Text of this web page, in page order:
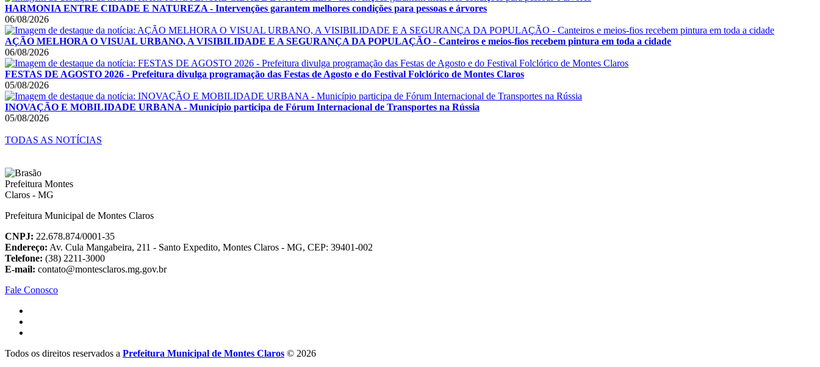
HARMONIA ENTRE CIDADE E NATUREZA - Intervenções garantem melhores condições para pessoas e árvores
06/08/2026
AÇÃO MELHORA O VISUAL URBANO, A VISIBILIDADE E A SEGURANÇA DA POPULAÇÃO - Canteiros e meios-fios recebem pintura em toda a cidade
06/08/2026
FESTAS DE AGOSTO 2026 - Prefeitura divulga programação das Festas de Agosto e do Festival Folclórico de Montes Claros
05/08/2026
INOVAÇÃO E MOBILIDADE URBANA - Município participa de Fórum Internacional de Transportes na Rússia
05/08/2026
TODAS AS NOTÍCIAS
Prefeitura Municipal de Montes Claros
CNPJ: 22.678.874/0001-35
Endereço: Av. Cula Mangabeira, 211 - Santo Expedito, Montes Claros - MG, CEP: 39401-002
Telefone: (38) 2211-3000
E-mail: contato@montesclaros.mg.gov.br
Fale Conosco
Todos os direitos reservados a Prefeitura Municipal de Montes Claros © 2026